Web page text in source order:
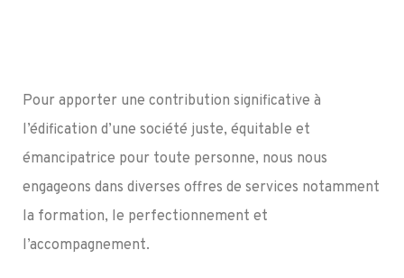
Pour apporter une contribution significative à
l’édification d’une société juste, équitable et
émancipatrice pour toute personne, nous nous
engageons dans diverses offres de services notamment
la formation, le perfectionnement et
l’accompagnement.